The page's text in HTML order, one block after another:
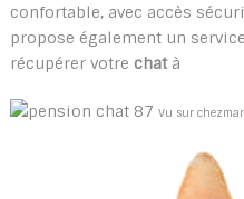
confortable, avec accès
propose également un
récupérer votre chatà
Vu sur